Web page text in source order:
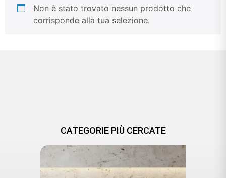
Non è stato trovato nessun prodotto che
corrisponde alla tua selezione.
CATEGORIE PIÙ CERCATE